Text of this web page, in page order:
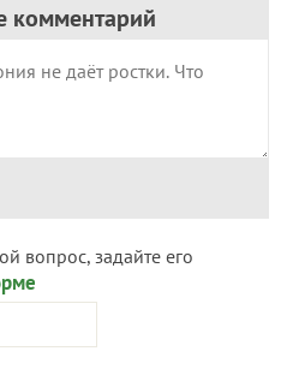
комментарий
вопрос, задайте его